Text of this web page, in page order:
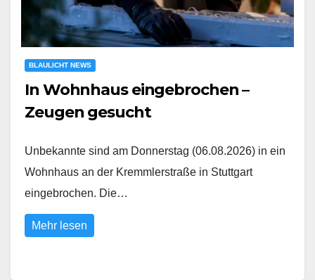
BLAULICHT NEWS
In Wohnhaus eingebrochen –
Zeugen gesucht
Unbekannte sind am Donnerstag (06.08.2026) in ein
Wohnhaus an der Kremmlerstraße in Stuttgart
eingebrochen. Die…
Mehr lesen